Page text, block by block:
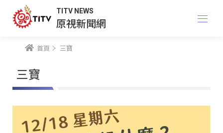
TITV NEWS
原視新聞網
首頁 三寶
三寶